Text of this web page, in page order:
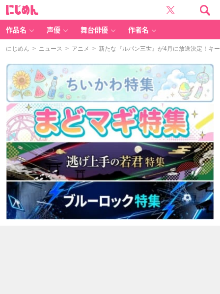
作品名 声優 舞台俳優 作者名
にじめん > ニュース > アニメ > 新たな『ルパン三世』が4月に放送決定！キ